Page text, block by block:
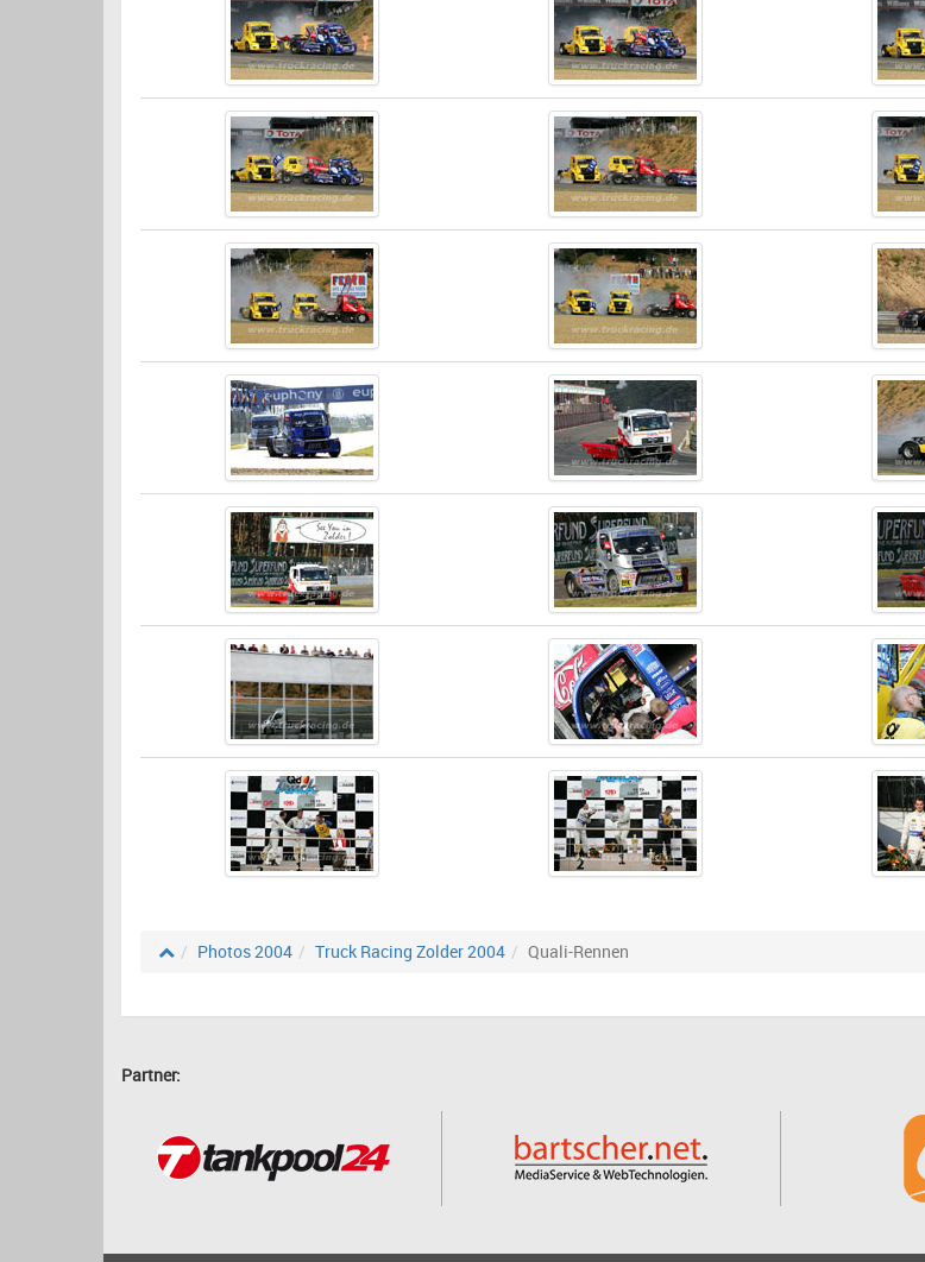
Photos 2004 Truck Racing Zolder 2004 Quali-Rennen
Partner: